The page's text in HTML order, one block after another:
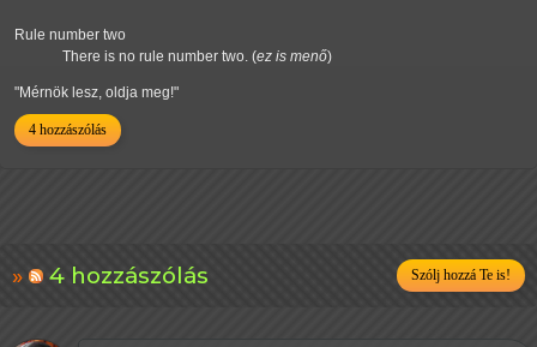
Rule number two
There is no rule number two. (ez is menő)
"Mérnök lesz, oldja meg!"
4 hozzászólás
4 hozzászólás Szólj hozzá Te is!